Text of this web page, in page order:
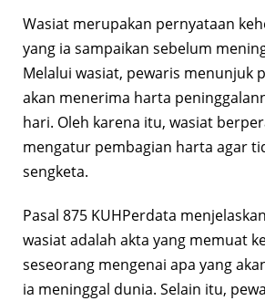
Wasiat merupakan pernyataan
yang ia sampaikan sebelum
Melalui wasiat, pewaris menunjuk
akan menerima harta
hari. Oleh karena itu, wasiat
mengatur pembagian harta agar
sengketa.
Pasal 875 KUHPerdata
wasiat adalah akta yang memuat
seseorang mengenai apa yang
ia meninggal dunia. Selain itu,